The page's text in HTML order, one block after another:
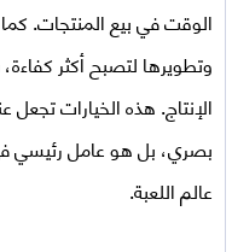
الوقت في بيع المنتجات.
وتطويرها لتصبح أكثر
الإنتاج. هذه الخيارات تجعل
بصري، بل هو عامل رئيسي
عالم اللعبة.